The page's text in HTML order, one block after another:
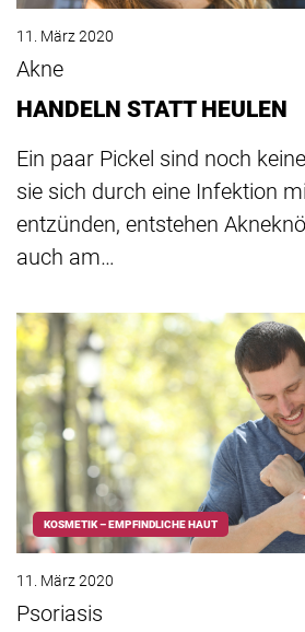
11. März 2020
Akne
HANDELN STATT HEULEN
Ein paar Pickel sind noch
sie sich durch eine Infektion
entzünden, entstehen
auch am…
KOSMETIK – EMPFINDLICHE HAUT
11. März 2020
Psoriasis